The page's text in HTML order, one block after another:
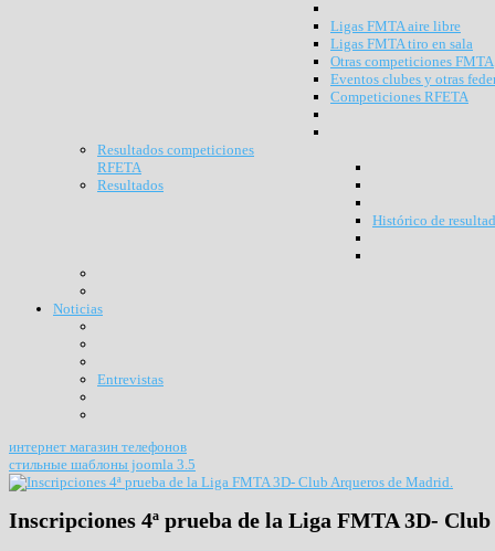
Ligas FMTA aire libre
Ligas FMTA tiro en sala
Otras competiciones FMTA
Eventos clubes y otras
Competiciones RFETA
Resultados competiciones
RFETA
Resultados
Histórico de
Noticias
Entrevistas
интернет магазин телефонов
стильные шаблоны joomla 3.5
Inscripciones 4ª prueba de la Liga FMTA 3D-